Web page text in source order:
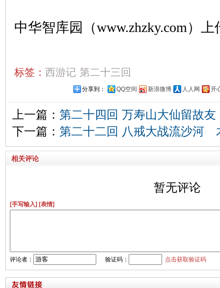
中华智库园（www.zhzky.com）上
标签： 西游记 第二十三回
分享到： QQ空间 新浪微博 人人网 开
上一篇： 第二十四回 万寿山大仙留故
下一篇： 第二十二回 八戒大战流沙河
相关评论
暂无评论
[手写输入] [表情]
评论者： 验证码： 点击获取验证码